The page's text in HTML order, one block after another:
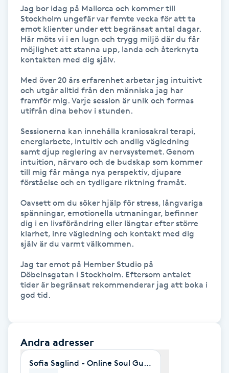
Färgning
Föning
Gel naglar
Gellack
Gellack med förstärkning
Gravidmassage
Gravidyoga
Gruppträning
Gua Sha-massage
Hatha Yoga
Headspa
Jag bor idag på Mallorca och kommer till
Stockholm ungefär var femte vecka för att ta
emot klienter under ett begränsat antal dagar.
Här möts vi i en lugn och trygg miljö där du får
möjlighet att stanna upp, landa och återknyta
kontakten med dig själv.
Med över 20 års erfarenhet arbetar jag intuitivt
och utgår alltid från den människa jag har
framför mig. Varje session är unik och formas
utifrån dina behov i stunden.
Sessionerna kan innehålla kraniosakral terapi,
energiarbete, intuitiv och andlig vägledning
samt djup reglering av nervsystemet. Genom
intuition, närvaro och de budskap som kommer
till mig får många nya perspektiv, djupare
förståelse och en tydligare riktning framåt.
Oavsett om du söker hjälp för stress, långvariga
spänningar, emotionella utmaningar, befinner
dig i en livsförändring eller längtar efter större
klarhet, inre vägledning och kontakt med dig
själv är du varmt välkommen.
Jag tar emot på Hember Studio på
Döbelnsgatan i Stockholm. Eftersom antalet
tider är begränsat rekommenderar jag att boka i
god tid.
Andra adresser
Sofia Saglind - Online Soul Guidance